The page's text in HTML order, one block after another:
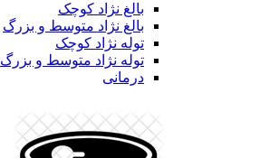
بالغ نژاد کوچک
بالغ نژاد متوسط و بزرگ
توله نژاد کوچک
توله نژاد متوسط و بزرگ
درمانی